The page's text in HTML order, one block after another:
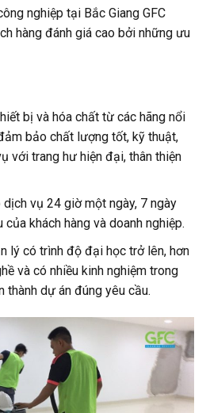
nghiệp tại Bắc Giang GFC
hàng đánh giá cao bởi những ưu
bị và hóa chất từ các hãng nổi
bảo chất lượng tốt, kỹ thuật,
với trang hư hiện đại, thân thiện
vụ 24 giờ một ngày, 7 ngày
khách hàng và doanh nghiệp.
lý có trình độ đại học trở lên, hơn
và có nhiều kinh nghiệm trong
thành dự án đúng yêu cầu.